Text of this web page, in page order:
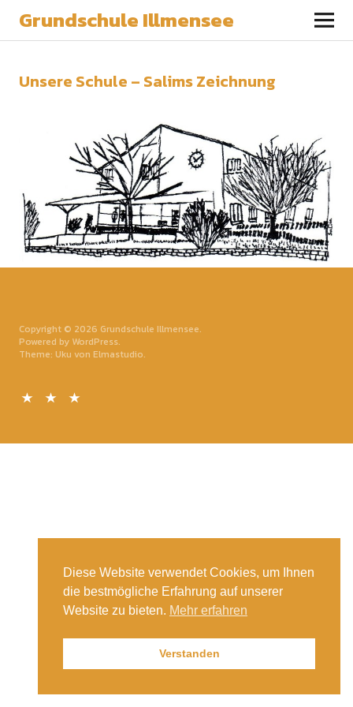
Grundschule Illmensee
Unsere Schule – Salims Zeichnung
Copyright © 2026 Grundschule Illmensee
Powered by WordPress
Theme: Uku von Elmastudio
Diese Website verwendet Cookies, um Ihnen
die bestmögliche Erfahrung auf unserer
Website zu bieten. Mehr erfahren
Verstanden